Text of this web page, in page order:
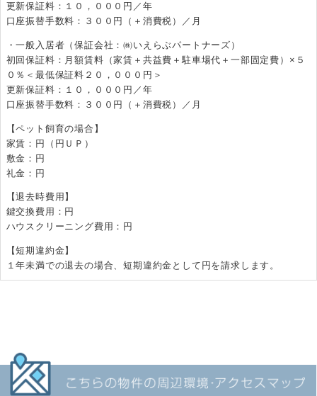
更新保証料：１０，０００円／年
口座振替手数料：３００円（＋消費税）／月
・一般入居者（保証会社：㈱いえらぶパートナーズ）
初回保証料：月額賃料（家賃＋共益費＋駐車場代＋一部固定費）×５
０％＜最低保証料２０，０００円＞
更新保証料：１０，０００円／年
口座振替手数料：３００円（＋消費税）／月
【ペット飼育の場合】
家賃：円（円ＵＰ）
敷金：円
礼金：円
【退去時費用】
鍵交換費用：円
ハウスクリーニング費用：円
【短期違約金】
１年未満での退去の場合、短期違約金として円を請求します。